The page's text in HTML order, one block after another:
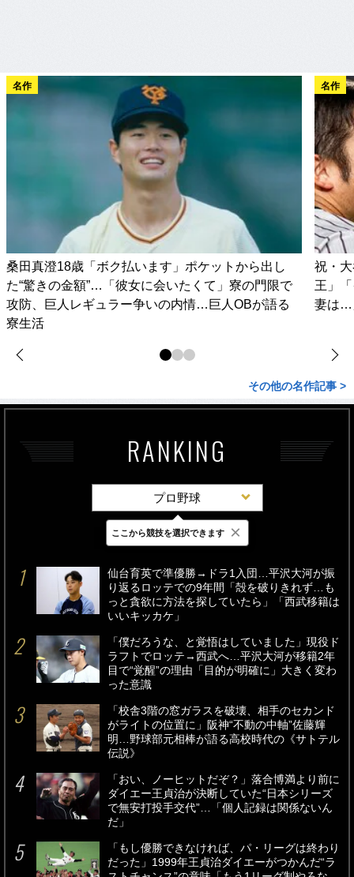
名作
桑田真澄18歳「ボク払います」ポケットから出し
た“驚きの金額”…「彼女に会いたくて」寮の門限で
攻防、巨人レギュラー争いの内情…巨人OBが語る
寮生活
名作
祝・
王」
妻は…
その他の名作記事 >
RANKING
プロ野球
最新 24時間 週間
仙台育英で準優勝→ドラ1入団…平沢大河が振
り返るロッテでの9年間「殻を破りきれず…も
っと貪欲に方法を探していたら」「西武移籍は
いいキッカケ」
「僕だろうな、と覚悟はしていました」現役ド
ラフトでロッテ→西武へ…平沢大河が移籍2年
目で“覚醒”の理由「目的が明確に」大きく変わ
った意識
「校舎3階の窓ガラスを破壊、相手のセカンド
がライトの位置に」阪神“不動の中軸”佐藤輝
明…野球部元相棒が語る高校時代の《サトテル
伝説》
「おい、ノーヒットだぞ？」落合博満より前に
ダイエー王貞治が決断していた“日本シリーズ
で無安打投手交代”…「個人記録は関係ないん
だ」
「もし優勝できなければ、パ・リーグは終わり
だった」1999年王貞治ダイエーがつかんだ“ラ
ここから競技を選択できます ×